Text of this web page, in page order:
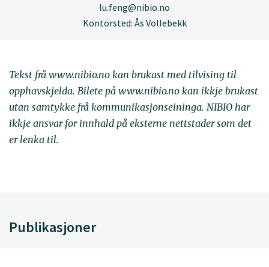
lu.feng@nibio.no
Kontorsted: Ås Vollebekk
Tekst frå www.nibio.no kan brukast med tilvising til
opphavskjelda. Bilete på www.nibio.no kan ikkje brukast
utan samtykke frå kommunikasjonseininga. NIBIO har
ikkje ansvar for innhald på eksterne nettstader som det
er lenka til.
Publikasjoner